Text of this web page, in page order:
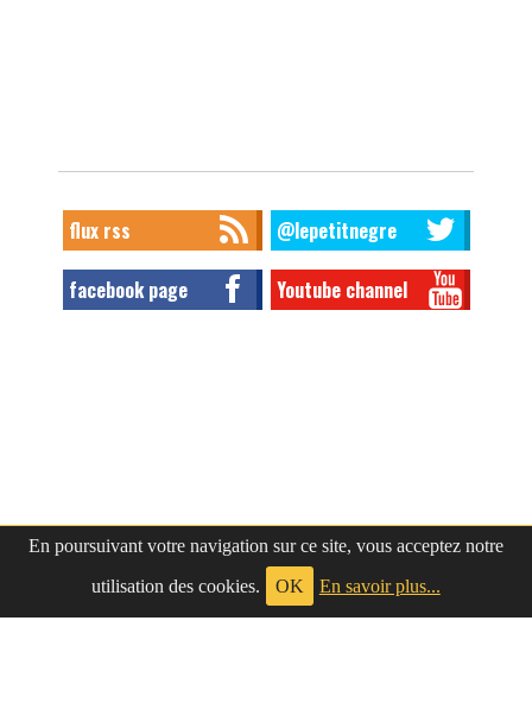
En poursuivant votre navigation sur ce site, vous acceptez notre
utilisation des cookies.
OK En savoir plus...
flux rss @lepetitnegre
facebook page Youtube channel